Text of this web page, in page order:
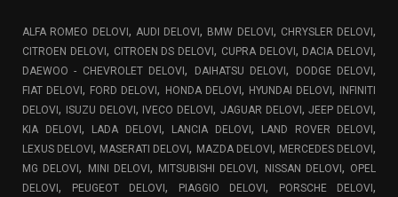
ALFA ROMEO DELOVI, AUDI DELOVI, BMW DELOVI, CHRYSLER DELOVI,
CITROEN DELOVI, CITROEN DS DELOVI, CUPRA DELOVI, DACIA DELOVI,
DAEWOO - CHEVROLET DELOVI, DAIHATSU DELOVI, DODGE DELOVI,
FIAT DELOVI, FORD DELOVI, HONDA DELOVI, HYUNDAI DELOVI, INFINITI
DELOVI, ISUZU DELOVI, IVECO DELOVI, JAGUAR DELOVI,JEEP DELOVI,
KIA DELOVI, LADA DELOVI, LANCIA DELOVI, LAND ROVER DELOVI,
LEXUS DELOVI, MASERATI DELOVI, MAZDA DELOVI, MERCEDES DELOVI,
MG DELOVI, MINI DELOVI, MITSUBISHI DELOVI, NISSAN DELOVI, OPEL
DELOVI, PEUGEOT DELOVI, PIAGGIO DELOVI, PORSCHE DELOVI,